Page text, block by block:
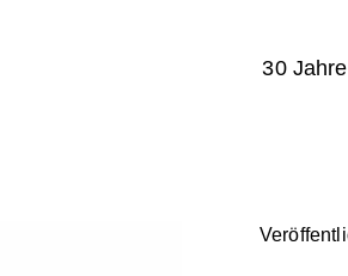
30